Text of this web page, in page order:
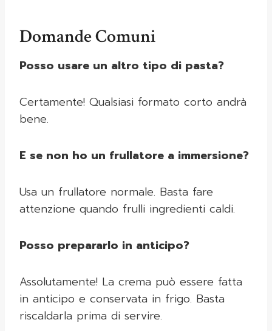
Domande Comuni
Posso usare un altro tipo di pasta?
Certamente! Qualsiasi formato corto andrà
bene.
E se non ho un frullatore a immersione?
Usa un frullatore normale. Basta fare
attenzione quando frulli ingredienti caldi.
Posso prepararlo in anticipo?
Assolutamente! La crema può essere fatta
in anticipo e conservata in frigo. Basta
riscaldarla prima di servire.